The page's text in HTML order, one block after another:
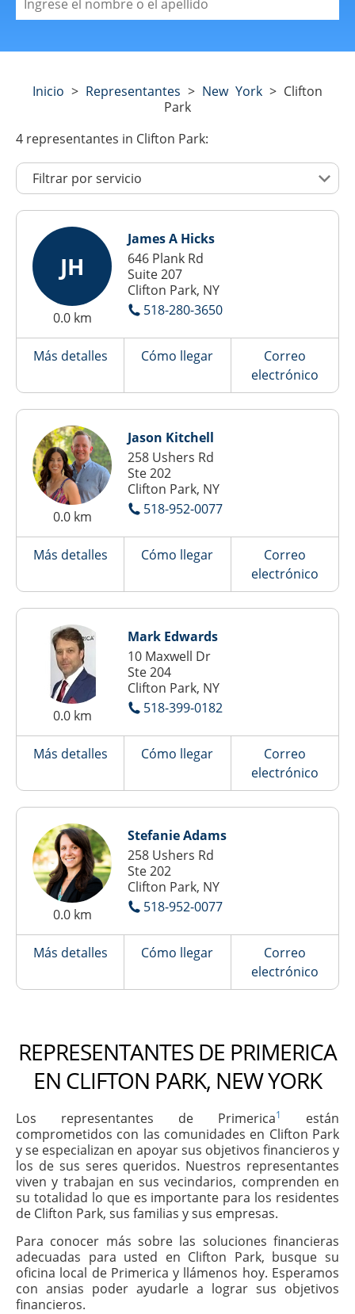
Inicio > Representantes > New York > Clifton
Park
4 representantes in Clifton Park:
JH
0.0 km
James A Hicks
646 Plank Rd
Suite 207
Clifton Park, NY
518-280-3650
Más detalles Cómo llegar
Correo
electrónico
0.0 km
Jason Kitchell
258 Ushers Rd
Ste 202
Clifton Park, NY
518-952-0077
Más detalles Cómo llegar
Correo
electrónico
0.0 km
Mark Edwards
10 Maxwell Dr
Ste 204
Clifton Park, NY
518-399-0182
Más detalles Cómo llegar
Correo
electrónico
0.0 km
Stefanie Adams
258 Ushers Rd
Ste 202
Clifton Park, NY
518-952-0077
Más detalles Cómo llegar
Correo
electrónico
REPRESENTANTES DE PRIMERICA
EN CLIFTON PARK, NEW YORK
Los representantes de Primerica1
están
comprometidos con las comunidades en Clifton Park
y se especializan en apoyar sus objetivos financieros y
los de sus seres queridos. Nuestros representantes
viven y trabajan en sus vecindarios, comprenden en
su totalidad lo que es importante para los residentes
de Clifton Park, sus familias y sus empresas.
Para conocer más sobre las soluciones financieras
adecuadas para usted en Clifton Park, busque su
oficina local de Primerica y llámenos hoy. Esperamos
con ansias poder ayudarle a lograr sus objetivos
financieros.